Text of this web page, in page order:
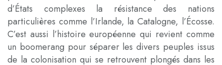
d’États complexes la résistance des nations
particulières comme l’Irlande, la Catalogne, l’Écosse.
C’est aussi l’histoire européenne qui revient comme
un boomerang pour séparer les divers peuples issus
de la colonisation qui se retrouvent plongés dans les